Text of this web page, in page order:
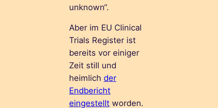
unknown“.
Aber im EU Clinical
Trials Register ist
bereits vor einiger
Zeit still und
heimlichder
Endbericht
eingestellt worden.